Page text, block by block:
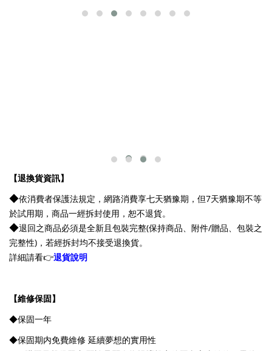
【退換貨資訊】
◆依消費者保護法規定，網路消費享七天猶豫期，但7天猶豫期不等
於試用期，商品一經拆封使用，恕不退貨。
◆退回之商品必須是全新且包裝完整(保持商品、附件/贈品、包裝之
完整性)，若經拆封均不接受退換貨。
詳細請看👉退貨說明
【維修保固】
◆保固一年
◆保固期内免費維修 延續夢想的實用性